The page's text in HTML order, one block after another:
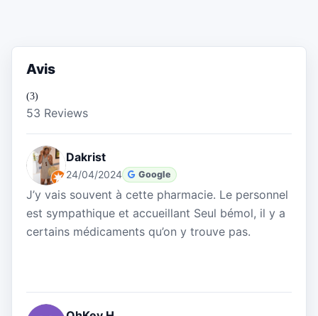
Avis
(3)
53 Reviews
Dakrist
24/04/2024 Google
J’y vais souvent à cette pharmacie. Le personnel
est sympathique et accueillant Seul bémol, il y a
certains médicaments qu’on y trouve pas.